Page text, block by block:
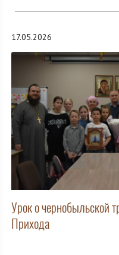
17.05.2026
Урок о чернобыльской
Прихода